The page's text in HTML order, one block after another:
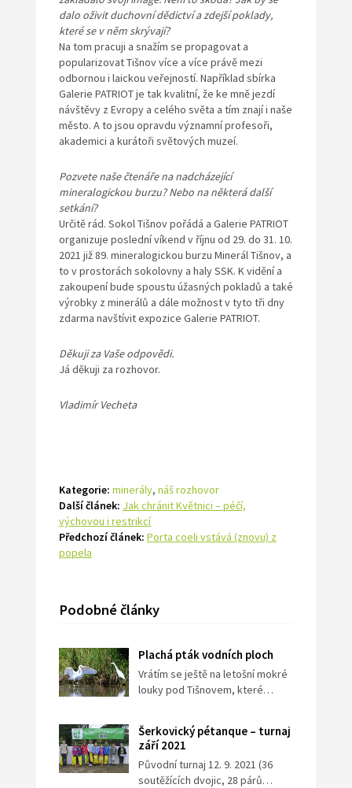
dalo oživit duchovní dědictví a zdejší poklady,
které se v něm skrývají?
Na tom pracuji a snažím se propagovat a
popularizovat Tišnov více a více právě mezi
odbornou i laickou veřejností. Například sbírka
Galerie PATRIOT je tak kvalitní, že ke mně jezdí
návštěvy z Evropy a celého světa a tím znají i naše
město. A to jsou opravdu významní profesoři,
akademici a kurátoři světových muzeí.
Pozvete naše čtenáře na nadcházející
mineralogickou burzu? Nebo na některá další
setkání?
Určitě rád. Sokol Tišnov pořádá a Galerie PATRIOT
organizuje poslední víkend v říjnu od 29. do 31. 10.
2021 již 89. mineralogickou burzu Minerál Tišnov, a
to v prostorách sokolovny a haly SSK. K vidění a
zakoupení bude spoustu úžasných pokladů a také
výrobky z minerálů a dále možnost v tyto tři dny
zdarma navštívit expozice Galerie PATRIOT.
Děkuji za Vaše odpovědi.
Já děkuji za rozhovor.
Vladimír Vecheta
Kategorie: minerály, náš rozhovor
Další článek: Jak chránit Květnici – péčí,
výchovou i restrikcí
Předchozí článek: Porta coeli vstává (znovu) z
popela
Podobné články
Plachá pták vodních ploch
Vrátím se ještě na letošní mokré
louky pod Tišnovem, které…
Šerkovický pétanque – turnaj
září 2021
Původní turnaj 12. 9. 2021 (36
soutěžících dvojic, 28 párů…